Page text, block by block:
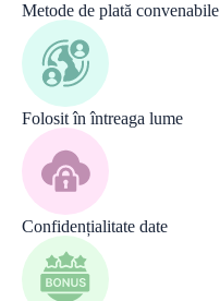
Metode de plată convenabile
Folosit în întreaga lume
Confidențialitate date